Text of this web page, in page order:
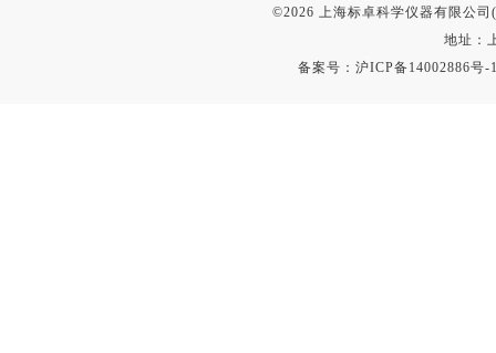
©2026 上海标卓科学仪器有限公
地址：
备案号：沪ICP备14002886号-